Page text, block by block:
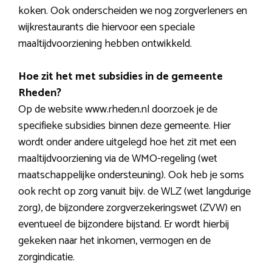
koken. Ook onderscheiden we nog zorgverleners en
wijkrestaurants die hiervoor een speciale
maaltijdvoorziening hebben ontwikkeld.
Hoe zit het met subsidies in de gemeente
Rheden?
Op de website www.rheden.nl doorzoek je de
specifieke subsidies binnen deze gemeente. Hier
wordt onder andere uitgelegd hoe het zit met een
maaltijdvoorziening via de WMO-regeling (wet
maatschappelijke ondersteuning). Ook heb je soms
ook recht op zorg vanuit bijv. de WLZ (wet langdurige
zorg), de bijzondere zorgverzekeringswet (ZVW) en
eventueel de bijzondere bijstand. Er wordt hierbij
gekeken naar het inkomen, vermogen en de
zorgindicatie.